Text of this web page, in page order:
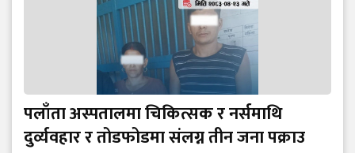
पलाँता अस्पतालमा चिकित्सक र नर्समाथि
दुर्व्यवहार र तोडफोडमा संलग्न तीन जना पक्राउ